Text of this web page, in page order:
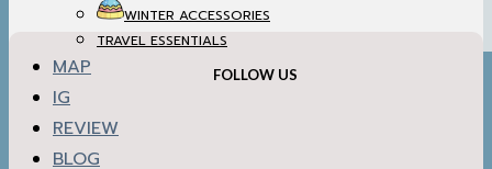
WINTER ACCESSORIES
TRAVEL ESSENTIALS
MAP
IG
REVIEW
BLOG
FOLLOW US